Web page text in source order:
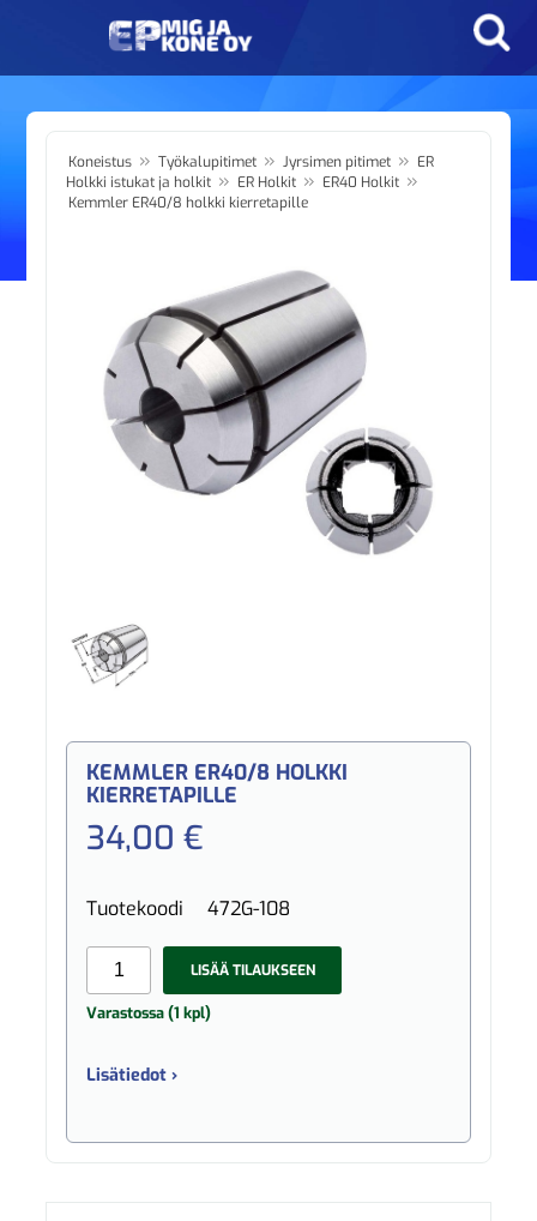
Koneistus » Työkalupitimet » Jyrsimen pitimet » ER
Holkki istukat ja holkit » ER Holkit » ER40 Holkit »
Kemmler ER40/8 holkki kierretapille
KEMMLER ER40/8 HOLKKI
KIERRETAPILLE
34,00 €
Tuotekoodi 472G-108
LISÄÄ TILAUKSEEN
Varastossa (1 kpl)
Lisätiedot ›